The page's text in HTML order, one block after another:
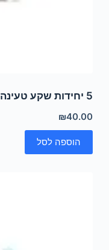
5 יחידות שקע טעינה גלקסי S7 EDGE
₪40.00
הוספה לסל